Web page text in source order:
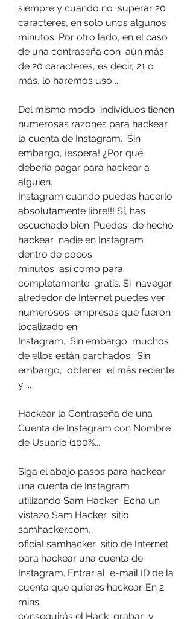
siempre y cuando no  superar 20
caracteres, en solo unos algunos
minutos. Por otro lado, en el caso
de una contraseña con  aún más.
de 20 caracteres, es decir, 21 o
más, lo haremos uso ...
Del mismo modo  individuos tienen
numerosas razones para hackear
la cuenta de Instagram.  Sin
embargo, ¡espera! ¿Por qué
debería pagar para hackear a
alguien.
Instagram cuando puedes hacerlo
absolutamente libre!!! Sí, has
escuchado bien. Puedes  de hecho
hackear  nadie en Instagram
dentro de pocos.
minutos  así como para
completamente  gratis. Si  navegar
alrededor de Internet puedes ver
numerosos  empresas que fueron
localizado en.
Instagram.  Sin embargo  muchos
de ellos están parchados.  Sin
embargo,  obtener  el más reciente
y ...
Hackear la Contraseña de una
Cuenta de Instagram con Nombre
de Usuario (100%...
Siga el abajo pasos para hackear
una cuenta de Instagram
utilizando Sam Hacker.  Echa un
vistazo Sam Hacker  sitio
samhacker.com,.
oficial samhacker  sitio de Internet
para hackear una cuenta de
Instagram. Entrar al  e-mail ID de la
cuenta que quieres hackear. En 2
mins.
conseguirás el Hack  grabar  y